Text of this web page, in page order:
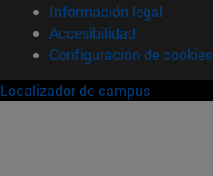
Información legal
Accesibilidad
Configuración de cookies
Localizador de campus